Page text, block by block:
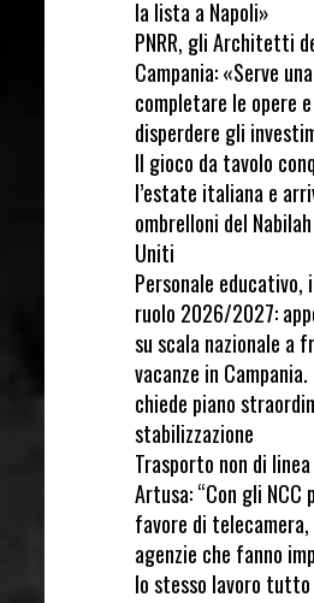
la lista a Napoli»
PNRR, gli Architetti
Campania: «Serve
completare le opere
disperdere gli
Il gioco da tavolo
l’estate italiana e
ombrelloni del
Uniti
Personale educativo,
ruolo 2026/2027:
su scala nazionale a
vacanze in Campania.
chiede piano
stabilizzazione
Trasporto non di
Artusa: “Con gli NCC
favore di telecamera,
agenzie che fanno
lo stesso lavoro